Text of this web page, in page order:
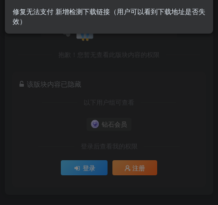
抱歉！您暂无查看此版块内容的权限
该版块内容已隐藏
以下用户组可查看
钻石会员
登录后查看我的权限
登录 注册
修复无法支付 新增检测下载链接（用户可以看到下载地址是否失
效）